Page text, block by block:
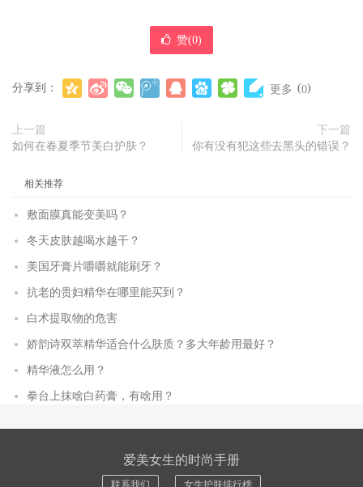
赞(0)
分享到： 更多 (0)
上一篇
如何在春夏季节美白护肤？
下一篇
你有没有犯这些去黑头的错误？
相关推荐
敷面膜真能变美吗？
冬天皮肤越喝水越干？
美国牙膏片嚼嚼就能刷牙？
抗老的贵妇精华在哪里能买到？
白术提取物的危害
娇韵诗双萃精华适合什么肤质？多大年龄用最好？
精华液怎么用？
拳台上抹啥白药膏，有啥用？
爱美女生的时尚手册